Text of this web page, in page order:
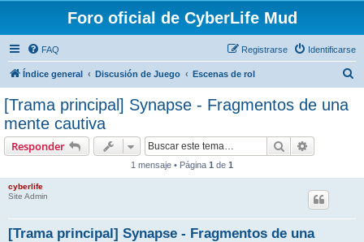
Foro oficial de CyberLife Mud
FAQ Identificarse
Registrarse
Índice general Discusión de Juego Escenas de rol
[Trama principal] Synapse - Fragmentos de una
mente cautiva
Responder Buscar
1 mensaje • Página 1 de 1
cyberlife
Site Admin
[Trama principal] Synapse - Fragmentos de una